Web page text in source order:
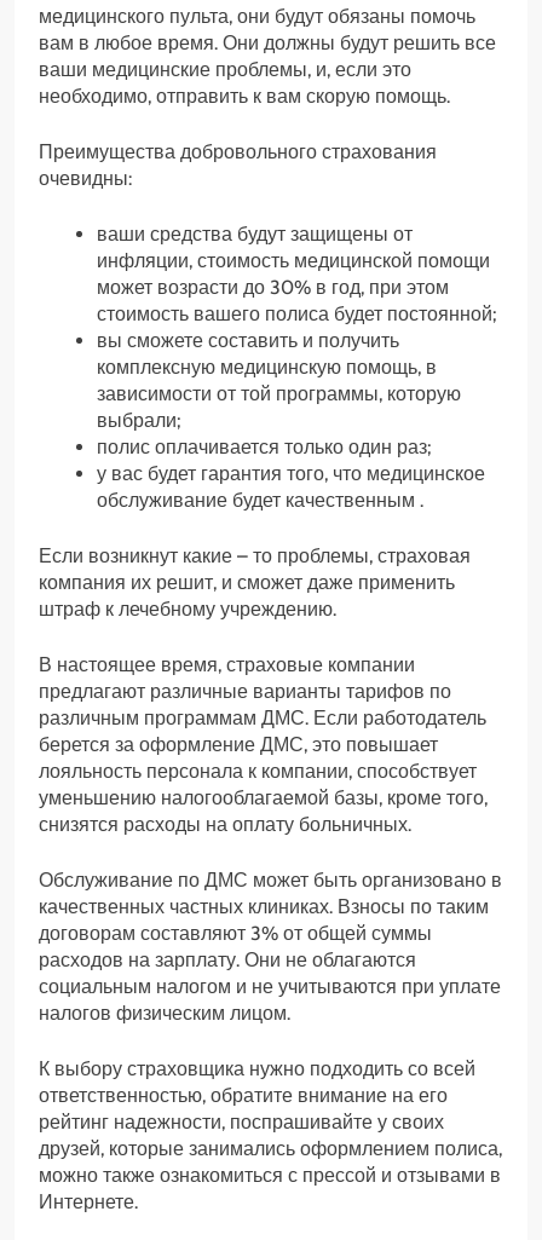
медицинского пульта, они будут обязаны помочь
вам в любое время. Они должны будут решить все
ваши медицинские проблемы, и, если это
необходимо, отправить к вам скорую помощь.
Преимущества добровольного страхования
очевидны:
ваши средства будут защищены от
инфляции, стоимость медицинской помощи
может возрасти до 30% в год, при этом
стоимость вашего полиса будет постоянной;
вы сможете составить и получить
комплексную медицинскую помощь, в
зависимости от той программы, которую
выбрали;
полис оплачивается только один раз;
у вас будет гарантия того, что медицинское
обслуживание будет качественным .
Если возникнут какие – то проблемы, страховая
компания их решит, и сможет даже применить
штраф к лечебному учреждению.
В настоящее время, страховые компании
предлагают различные варианты тарифов по
различным программам ДМС. Если работодатель
берется за оформление ДМС, это повышает
лояльность персонала к компании, способствует
уменьшению налогооблагаемой базы, кроме того,
снизятся расходы на оплату больничных.
Обслуживание по ДМС может быть организовано в
качественных частных клиниках. Взносы по таким
договорам составляют 3% от общей суммы
расходов на зарплату. Они не облагаются
социальным налогом и не учитываются при уплате
налогов физическим лицом.
К выбору страховщика нужно подходить со всей
ответственностью, обратите внимание на его
рейтинг надежности, поспрашивайте у своих
друзей, которые занимались оформлением полиса,
можно также ознакомиться с прессой и отзывами в
Интернете.